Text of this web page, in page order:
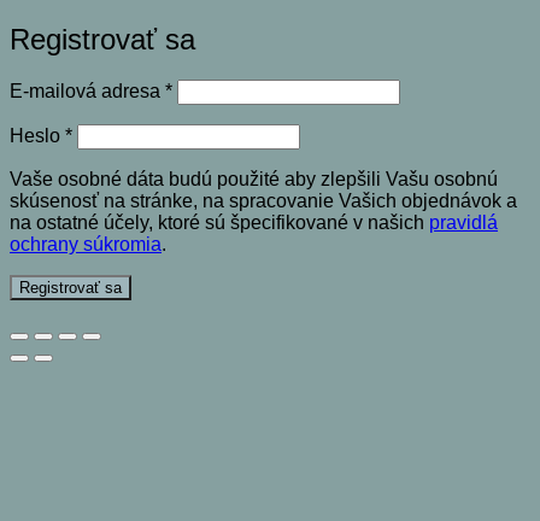
Registrovať sa
E-mailová adresa *Povinné
Heslo *Povinné
Vaše osobné dáta budú použité aby zlepšili Vašu osobnú
skúsenosť na stránke, na spracovanie Vašich objednávok a
na ostatné účely, ktoré sú špecifikované v našich pravidlá
ochrany súkromia.
Registrovať sa